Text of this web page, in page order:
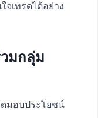
เทรดได้อย่าง
มกลุ่ม
มอบประโยชน์